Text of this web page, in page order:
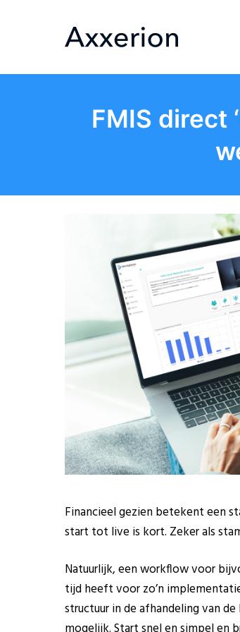
FMIS direct
Financieel gezien betekent een
start tot live is kort. Zeker als
Natuurlijk, een workflow voor
tijd heeft voor zo’n
structuur in de afhandeling van